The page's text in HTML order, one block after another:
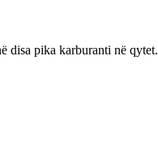
disa pika karburanti në